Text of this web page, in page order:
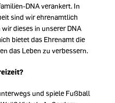
DNA verankert. In
sind wir ehrenamtlich
dieses in unserer DNA
bietet das Ehrenamt die
das Leben zu verbessern.
und spiele Fußball